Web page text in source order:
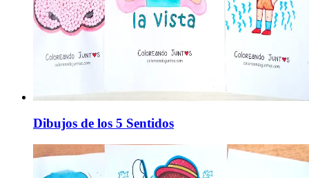
Dibujos de los 5 Sentidos